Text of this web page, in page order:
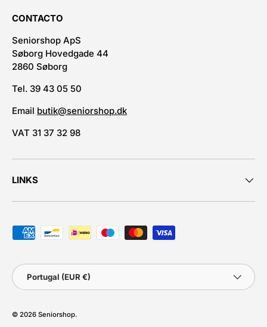
CONTACTO
Seniorshop ApS
Søborg Hovedgade 44
2860 Søborg
Tel. 39 43 05 50
Email butik@seniorshop.dk
VAT 31 37 32 98
LINKS
Métodos de pagamento aceites
País
Portugal (EUR €)
© 2026 Seniorshop.